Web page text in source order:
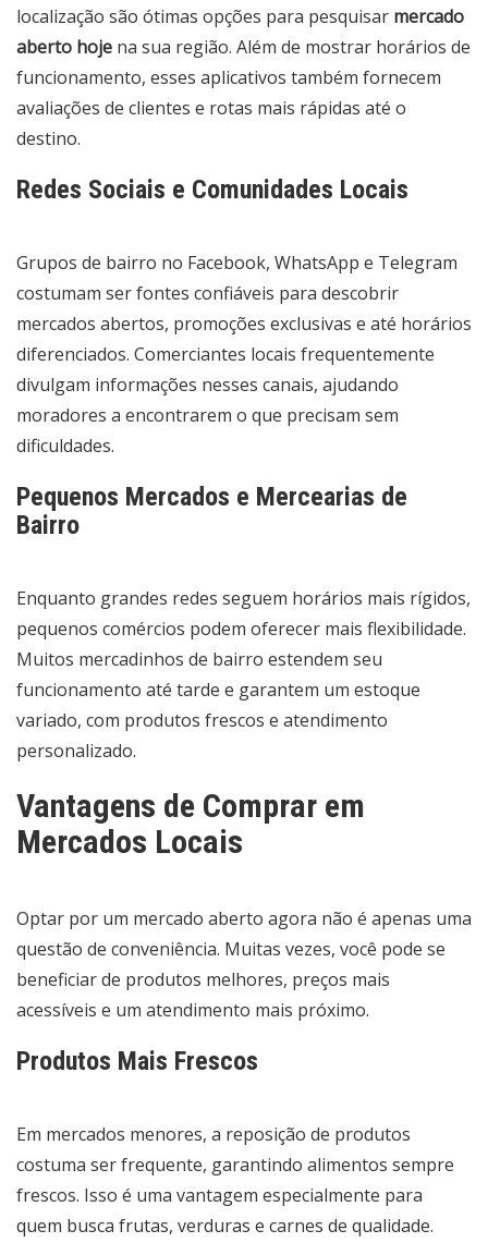
localização são ótimas opções para pesquisar mercado
aberto hoje na sua região. Além de mostrar horários de
funcionamento, esses aplicativos também fornecem
avaliações de clientes e rotas mais rápidas até o
destino.
Redes Sociais e Comunidades Locais
Grupos de bairro no Facebook, WhatsApp e Telegram
costumam ser fontes confiáveis para descobrir
mercados abertos, promoções exclusivas e até horários
diferenciados. Comerciantes locais frequentemente
divulgam informações nesses canais, ajudando
moradores a encontrarem o que precisam sem
dificuldades.
Pequenos Mercados e Mercearias de
Bairro
Enquanto grandes redes seguem horários mais rígidos,
pequenos comércios podem oferecer mais flexibilidade.
Muitos mercadinhos de bairro estendem seu
funcionamento até tarde e garantem um estoque
variado, com produtos frescos e atendimento
personalizado.
Vantagens de Comprar em
Mercados Locais
Optar por um mercado aberto agora não é apenas uma
questão de conveniência. Muitas vezes, você pode se
beneficiar de produtos melhores, preços mais
acessíveis e um atendimento mais próximo.
Produtos Mais Frescos
Em mercados menores, a reposição de produtos
costuma ser frequente, garantindo alimentos sempre
frescos. Isso é uma vantagem especialmente para
quem busca frutas, verduras e carnes de qualidade.